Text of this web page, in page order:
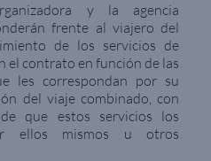
y la agencia
frente al viajero del
de los servicios de
el contrato en función de las
les correspondan por su
del viaje combinado, con
de que estos servicios los
ellos mismos u otros